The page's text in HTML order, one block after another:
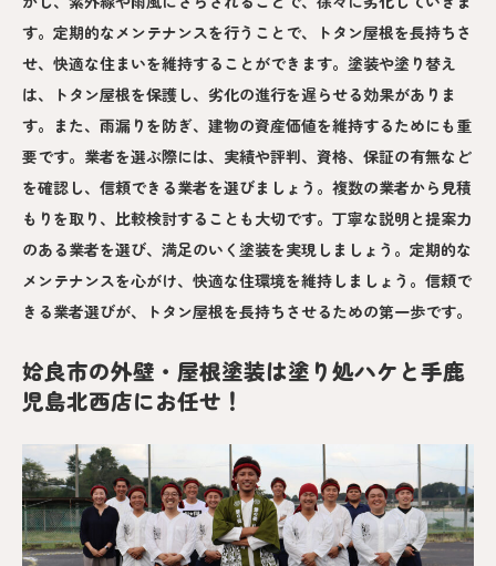
す。定期的なメンテナンスを行うことで、トタン屋根を長持ちさ
せ、快適な住まいを維持することができます。塗装や塗り替え
は、トタン屋根を保護し、劣化の進行を遅らせる効果がありま
す。また、雨漏りを防ぎ、建物の資産価値を維持するためにも重
要です。業者を選ぶ際には、実績や評判、資格、保証の有無など
を確認し、信頼できる業者を選びましょう。複数の業者から見積
もりを取り、比較検討することも大切です。丁寧な説明と提案力
のある業者を選び、満足のいく塗装を実現しましょう。定期的な
メンテナンスを心がけ、快適な住環境を維持しましょう。信頼で
きる業者選びが、トタン屋根を長持ちさせるための第一歩です。
姶良市の外壁・屋根塗装は塗り処ハケと手鹿
児島北西店にお任せ！